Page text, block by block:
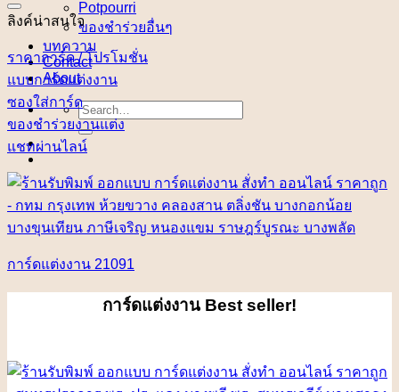
Potpourri
ของชำร่วยอื่นๆ
บทความ
Contact
About
Search
for:
ลิงค์น่าสนใจ
ราคาการ์ด / โปรโมชั่น
แบบการ์ดแต่งงาน
ซองใส่การ์ด
ของชำร่วยงานแต่ง
แชทผ่านไลน์
การ์ดแต่งงาน 21091
การ์ดแต่งงาน Best seller!